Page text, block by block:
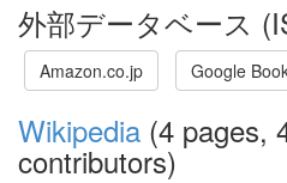
外部データベース
Amazon.co.jp Google
Wikipedia (4 pages,
contributors)